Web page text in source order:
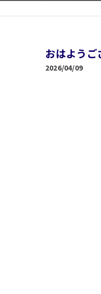
おはよう
2026/04/09